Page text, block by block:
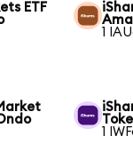
ETF
1
1